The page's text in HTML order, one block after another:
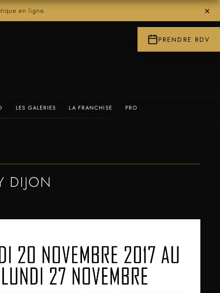
en ligne. ×
LES GALERIES LA FRANCHISE PRO
DIJON
PRENDRE RDV